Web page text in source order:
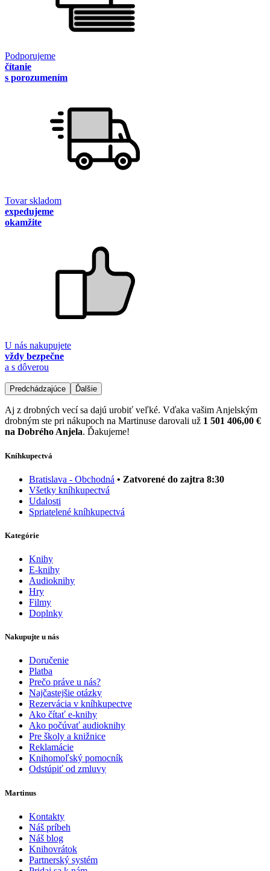
Podporujeme
čítanie
s porozumením
Tovar skladom
expedujeme
okamžite
U nás nakupujete
vždy bezpečne
a s dôverou
Predchádzajúce Ďalšie
Aj z drobných vecí sa dajú urobiť veľké. Vďaka vašim Anjelským
drobným ste pri nákupoch na Martinuse darovali už 1 501 406,00 €
na Dobrého Anjela. Ďakujeme!
Kníhkupectvá
Bratislava - Obchodná • Zatvorené do zajtra 8:30
Všetky kníhkupectvá
Udalosti
Spriatelené kníhkupectvá
Kategórie
Knihy
E-knihy
Audioknihy
Hry
Filmy
Doplnky
Nakupujte u nás
Doručenie
Platba
Prečo práve u nás?
Najčastejšie otázky
Rezervácia v kníhkupectve
Ako čítať e-knihy
Ako počúvať audioknihy
Pre školy a knižnice
Reklamácie
Knihomoľský pomocník
Odstúpiť od zmluvy
Martinus
Kontakty
Náš príbeh
Náš blog
Knihovrátok
Partnerský systém